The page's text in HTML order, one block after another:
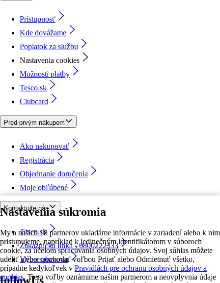
Nastavenia súkromia
My a našich 18 partnerov ukladáme informácie v zariadení alebo k nim
pristupujeme, napríklad k jedinečným identifikátorom v súboroch
cookie, za účelom spracúvania osobných údajov. Svoj súhlas môžete
udeliť alebo spravovať voľbou Prijať alebo Odmietnuť všetko,
prípadne kedykoľvek v Pravidlách pre ochranu osobných údajov a
cookies. Tieto voľby oznámime našim partnerom a neovplyvnia údaje
Prístupnosť
Kde dovážame
Poplatok za službu
Nastavenia cookies
Možnosti platby
Tesco.sk
Clubcard
Pred prvým nákupom
Ako nakupovať
Registrácia
Objednanie doručenia
Moje obľúbené
Kontaktujte nás
Tesco.sk
Zákaznícka linka - 0800222333
Výber obchodu
followUs